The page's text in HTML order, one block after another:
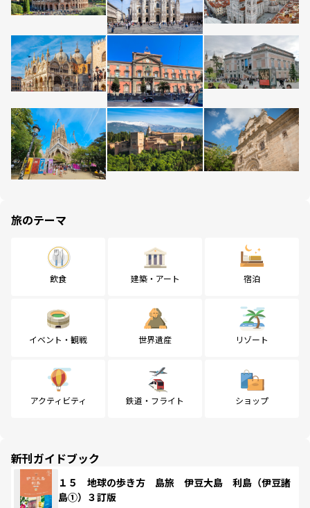
旅のテーマ
飲食 建築・アート 宿泊
イベント・観戦 世界遺産 リゾート
アクティビティ 鉄道・フライト ショップ
新刊ガイドブック
１５ 地球の歩き方 島旅 伊豆大島 利島（伊豆諸
島①）３訂版